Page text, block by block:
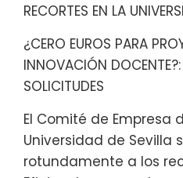
RECORTES EN LA
¿CERO EUROS PARA
INNOVACIÓN DOCENTE?:
SOLICITUDES
El Comité de Empresa
Universidad de Sevilla
rotundamente a los